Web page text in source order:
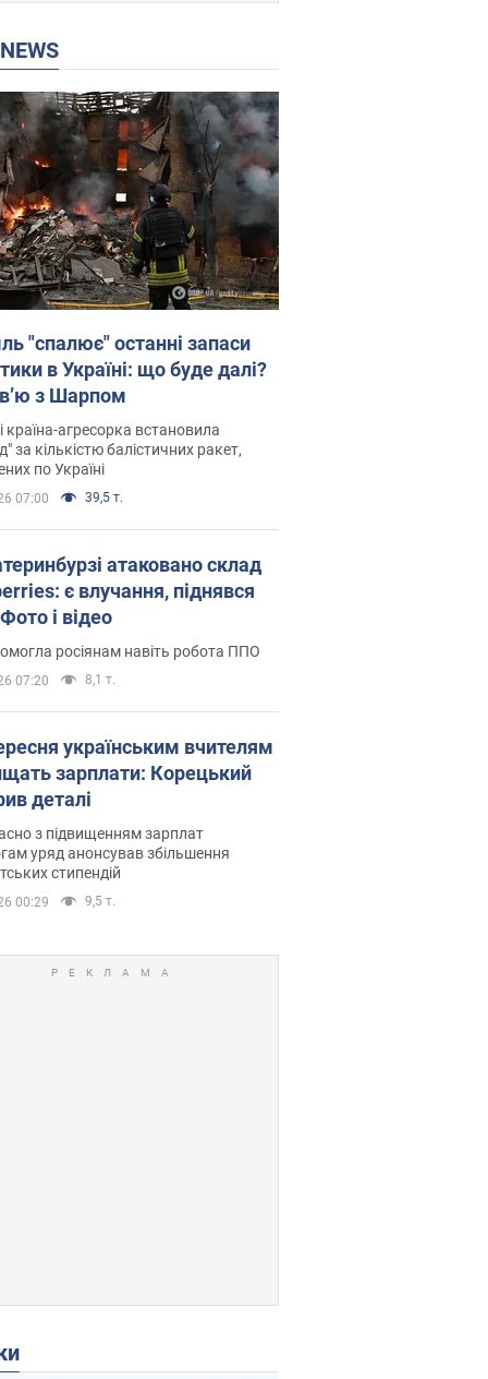
NEWS
"спалює" останні запаси
в Україні: що буде далі?
з Шарпом
країна-агресорка встановила
за кількістю балістичних ракет,
по Україні
07:00 39,5 т.
атаковано склад
є влучання, піднявся
і відео
росіянам навіть робота ППО
07:20 8,1 т.
українським вчителям
зарплати: Корецький
деталі
з підвищенням зарплат
уряд анонсував збільшення
стипендій
00:29 9,5 т.